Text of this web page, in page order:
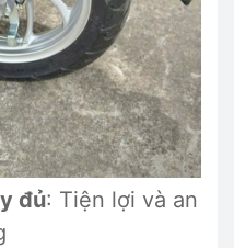
đủ: Tiện lợi và an